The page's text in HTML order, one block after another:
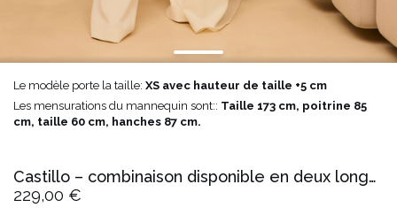
Castillo – combinaison disponible en deux longueurs selon la taille
229,00 €
Le modèle porte la taille: XS avec hauteur de taille +5 cm
Les mensurations du mannequin sont:: Taille 173 cm, poitrine 85
cm, taille 60 cm, hanches 87 cm.